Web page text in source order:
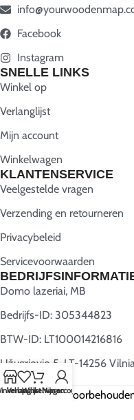
Facebook
Instagram
SNELLE LINKS
Winkel op
Verlanglijst
Mijn account
Winkelwagen
KLANTENSERVICE
Veelgestelde vragen
Verzending en retourneren
Privacybeleid
Servicevoorwaarden
Domo lazeriai, MB
Bedrijfs-ID: 305344823
BTW-ID: LT100014216816
Užugriovio 5, LT-14256
Alle rechten
op
Verlanglijst
Winkelwagen
Mijn account